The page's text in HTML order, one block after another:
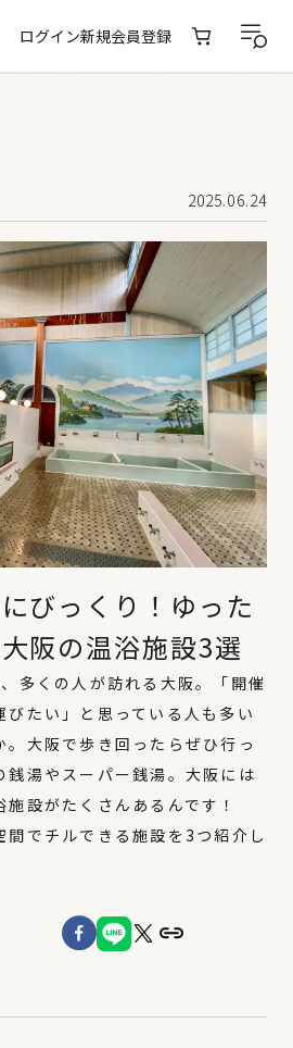
ログイン新規会員登録
2025.06.24
びっくり！ゆった
阪の温浴施設3選
多くの人が訪れる大阪。「開催
たい」と思っている人も多い
。大阪で歩き回ったらぜひ行っ
銭湯やスーパー銭湯。大阪には
設がたくさんあるんです！
間でチルできる施設を3つ紹介し